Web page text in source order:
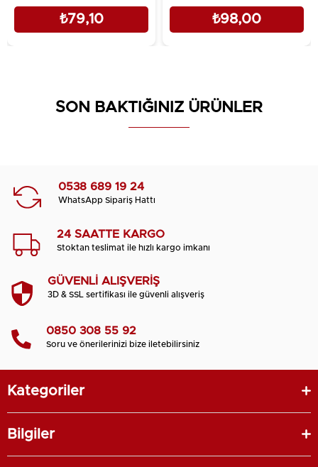
₺79,10 ₺98,00
SON BAKTIĞINIZ ÜRÜNLER
0538 689 19 24
WhatsApp Sipariş Hattı
24 SAATTE KARGO
Stoktan teslimat ile hızlı kargo imkanı
GÜVENLİ ALIŞVERİŞ
3D & SSL sertifikası ile güvenli alışveriş
0850 308 55 92
Soru ve önerilerinizi bize iletebilirsiniz
Kategoriler
Bilgiler